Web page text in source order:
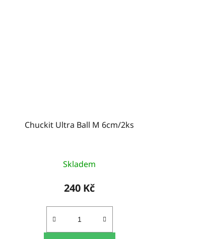
Chuckit Ultra Ball M 6cm/2ks
Skladem
240 Kč